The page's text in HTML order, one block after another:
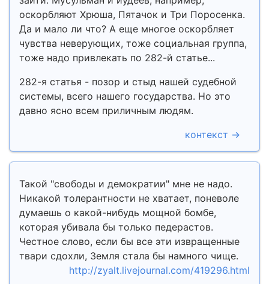
оскорбляют Хрюша, Пятачок и Три Поросенка.
Да и мало ли что? А еще многое оскорбляет
чувства неверующих, тоже социальная группа,
тоже надо привлекать по 282-й статье...
282-я статья - позор и стыд нашей судебной
системы, всего нашего государства. Но это
давно ясно всем приличным людям.
контекст →
Такой "свободы и демократии" мне не надо.
Никакой толерантности не хватает, поневоле
думаешь о какой-нибудь мощной бомбе,
которая убивала бы только педерастов.
Честное слово, если бы все эти извращенные
твари сдохли, Земля стала бы намного чище.
http://zyalt.livejournal.com/419296.html